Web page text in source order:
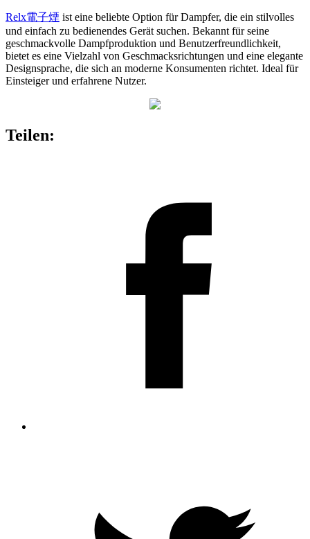
Relx電子煙 ist eine beliebte Option für Dampfer, die ein stilvolles
und einfach zu bedienendes Gerät suchen. Bekannt für seine
geschmackvolle Dampfproduktion und Benutzerfreundlichkeit,
bietet es eine Vielzahl von Geschmacksrichtungen und eine elegante
Designsprache, die sich an moderne Konsumenten richtet. Ideal für
Einsteiger und erfahrene Nutzer.
Teilen: